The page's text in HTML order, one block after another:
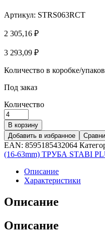
Артикул: STRS063RCT
2 305,16 ₽
3 293,09 ₽
Количество в коробке/
Под заказ
Количество
В корзину
Добавить в избранное
EAN: 8595185432064
(16-63mm) ТРУБА STABI
Описание
Характеристики
Описание
Описание